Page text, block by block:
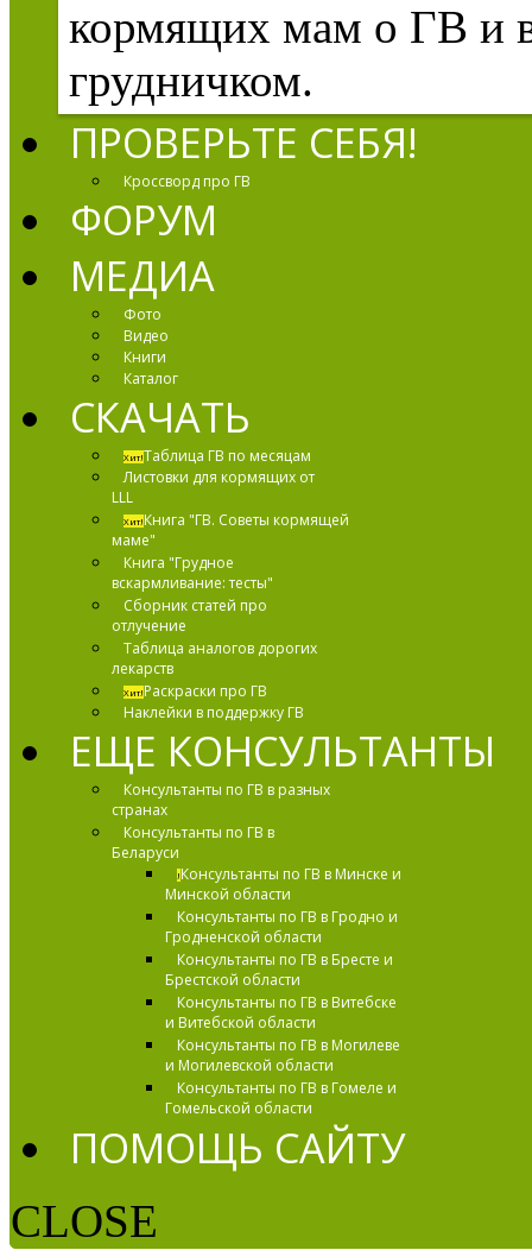
кормящих мам о ГВ и
грудничком.
ПРОВЕРЬТЕ СЕБЯ!
Кроссворд про ГВ
ФОРУМ
МЕДИА
Фото
Видео
Книги
Каталог
СКАЧАТЬ
Хит!Таблица ГВ по месяцам
Листовки для кормящих от
LLL
Хит!Книга "ГВ. Советы кормящей
маме"
Книга "Грудное
вскармливание: тесты"
Сборник статей про
отлучение
Таблица аналогов дорогих
лекарств
Хит!Раскраски про ГВ
Наклейки в поддержку ГВ
ЕЩЕ КОНСУЛЬТАНТЫ
Консультанты по ГВ в разных
странах
Консультанты по ГВ в
Беларуси
!Консультанты по ГВ в Минске и
Минской области
Консультанты по ГВ в Гродно и
Гродненской области
Консультанты по ГВ в Бресте и
Брестской области
Консультанты по ГВ в Витебске
и Витебской области
Консультанты по ГВ в Могилеве
и Могилевской области
Консультанты по ГВ в Гомеле и
Гомельской области
ПОМОЩЬ САЙТУ
CLOSE